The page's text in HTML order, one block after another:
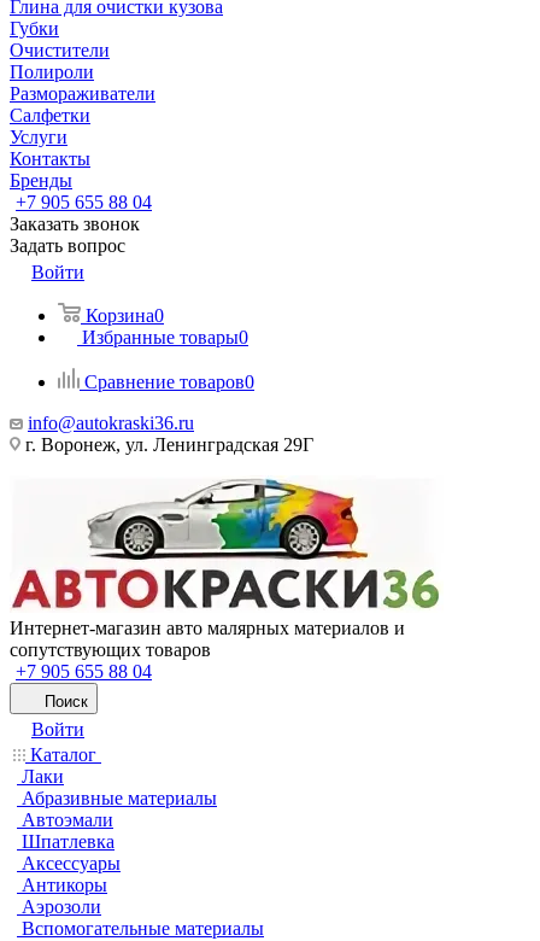
Глина для очистки кузова
Губки
Очистители
Полироли
Размораживатели
Салфетки
Услуги
Контакты
Бренды
+7 905 655 88 04
Заказать звонок
Задать вопрос
Войти
Корзина0
Избранные товары0
Сравнение товаров0
info@autokraski36.ru
г. Воронеж, ул. Ленинградская 29Г
Интернет-магазин авто малярных материалов и
сопутствующих товаров
+7 905 655 88 04
Поиск
Войти
Каталог
Лаки
Абразивные материалы
Автоэмали
Шпатлевка
Аксессуары
Антикоры
Аэрозоли
Вспомогательные материалы